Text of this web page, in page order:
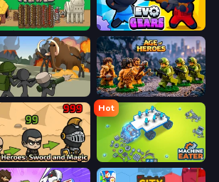
Age of Tanks Warriors: TD War Evo Gears
History Battle Age of Heroes
Raid Heroes: Sword and Magic
Hot
Machine Eater